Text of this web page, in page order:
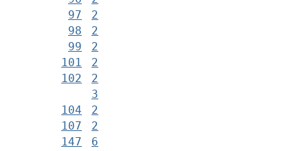
97
2
98
2
99
2
101
2
102
2
3
104
2
107
2
147
6